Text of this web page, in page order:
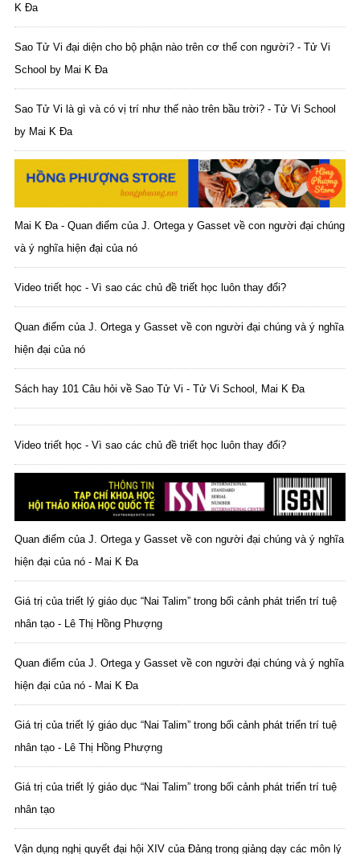
K Đa
Sao Tử Vi đại diện cho bộ phận nào trên cơ thể con người? - Tử Vi
School by Mai K Đa
Sao Tử Vi là gì và có vị trí như thế nào trên bầu trời? - Tử Vi School
by Mai K Đa
Mai K Đa - Quan điểm của J. Ortega y Gasset về con người đại chúng
và ý nghĩa hiện đại của nó
Video triết học - Vì sao các chủ đề triết học luôn thay đổi?
Quan điểm của J. Ortega y Gasset về con người đại chúng và ý nghĩa
hiện đại của nó
Sách hay 101 Câu hỏi về Sao Tử Vi - Tử Vi School, Mai K Đa
Video triết học - Vì sao các chủ đề triết học luôn thay đổi?
Quan điểm của J. Ortega y Gasset về con người đại chúng và ý nghĩa
hiện đại của nó - Mai K Đa
Giá trị của triết lý giáo dục “Nai Talim” trong bối cảnh phát triển trí tuệ
nhân tạo - Lê Thị Hồng Phượng
Quan điểm của J. Ortega y Gasset về con người đại chúng và ý nghĩa
hiện đại của nó - Mai K Đa
Giá trị của triết lý giáo dục “Nai Talim” trong bối cảnh phát triển trí tuệ
nhân tạo - Lê Thị Hồng Phượng
Giá trị của triết lý giáo dục “Nai Talim” trong bối cảnh phát triển trí tuệ
nhân tạo
Vận dụng nghị quyết đại hội XIV của Đảng trong giảng dạy các môn lý